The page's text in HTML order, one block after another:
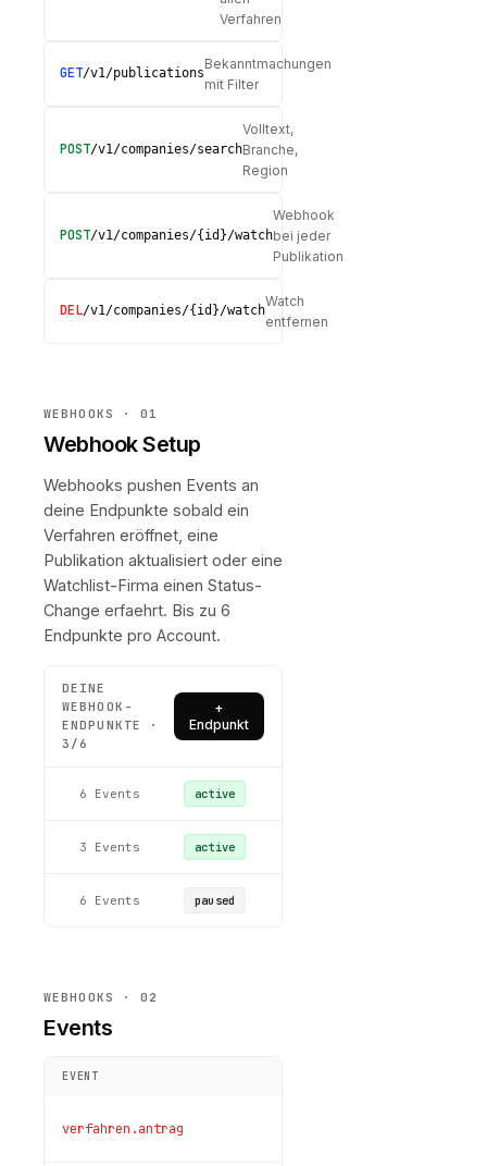
Verfahren
GET/v1/publications
Bekanntmachungen
mit Filter
POST/v1/companies/search
Volltext,
Branche,
Region
POST/v1/companies/{id}/watch
Webhook
bei jeder
Publikation
DEL/v1/companies/{id}/watch
Watch
entfernen
WEBHOOKS · 01
Webhook Setup
Webhooks pushen Events an
deine Endpunkte sobald ein
Verfahren eröffnet, eine
Publikation aktualisiert oder eine
Watchlist-Firma einen Status-
Change erfaehrt. Bis zu 6
Endpunkte pro Account.
DEINE
WEBHOOK-
ENDPUNKTE ·
3/6
+
Endpunkt
https://api.acme.de/hooks/insolvenz
6 Events active
https://crm.beispiel.de/webhook
3 Events active
https://staging.acme.de/hook
6 Events paused
WEBHOOKS · 02
Events
EVENT
verfahren.antrag